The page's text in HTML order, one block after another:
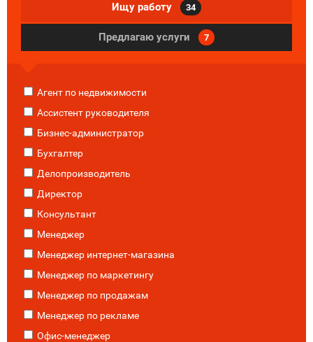
Ищу работу 34
Предлагаю услуги 7
Агент по недвижимости
Ассистент руководителя
Бизнес-администратор
Бухгалтер
Делопроизводитель
Директор
Консультант
Менеджер
Менеджер интернет-магазина
Менеджер по маркетингу
Менеджер по продажам
Менеджер по рекламе
Офис-менеджер